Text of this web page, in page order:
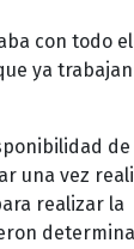
con todo el
ya
de
una vez
realizar la